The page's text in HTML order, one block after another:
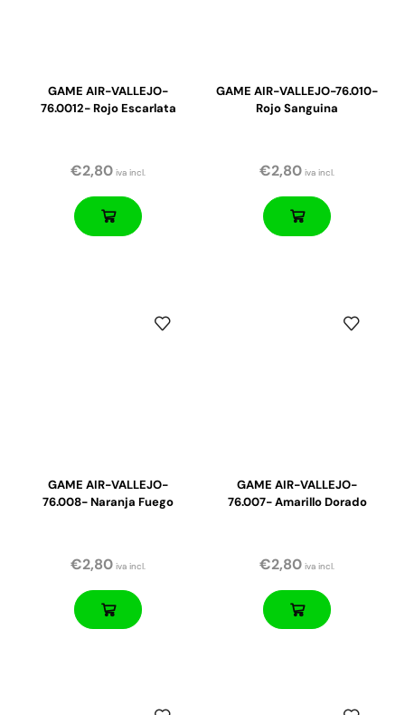
GAME AIR-VALLEJO-
76.0012- Rojo Escarlata
€2,80 iva incl.
GAME AIR-VALLEJO-76.010-
Rojo Sanguina
€2,80 iva incl.
GAME AIR-VALLEJO-
76.008- Naranja Fuego
€2,80 iva incl.
GAME AIR-VALLEJO-
76.007- Amarillo Dorado
€2,80 iva incl.